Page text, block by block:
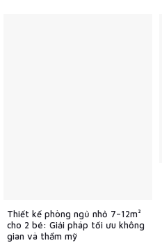
Thiết kế phòng ngủ nhỏ 7–12m²
cho 2 bé: Giải pháp tối ưu không
gian và thẩm mỹ